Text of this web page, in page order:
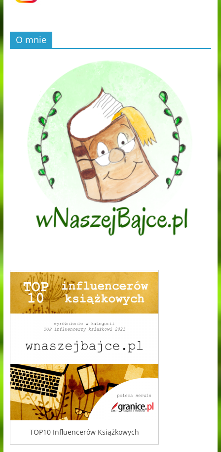
O mnie
TOP10 Influencerów Książkowych